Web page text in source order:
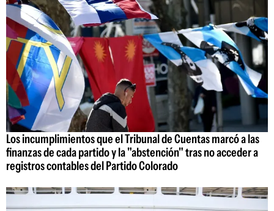
Los incumplimientos que el Tribunal de Cuentas marcó a las
finanzas de cada partido y la "abstención" tras no acceder a
registros contables del Partido Colorado